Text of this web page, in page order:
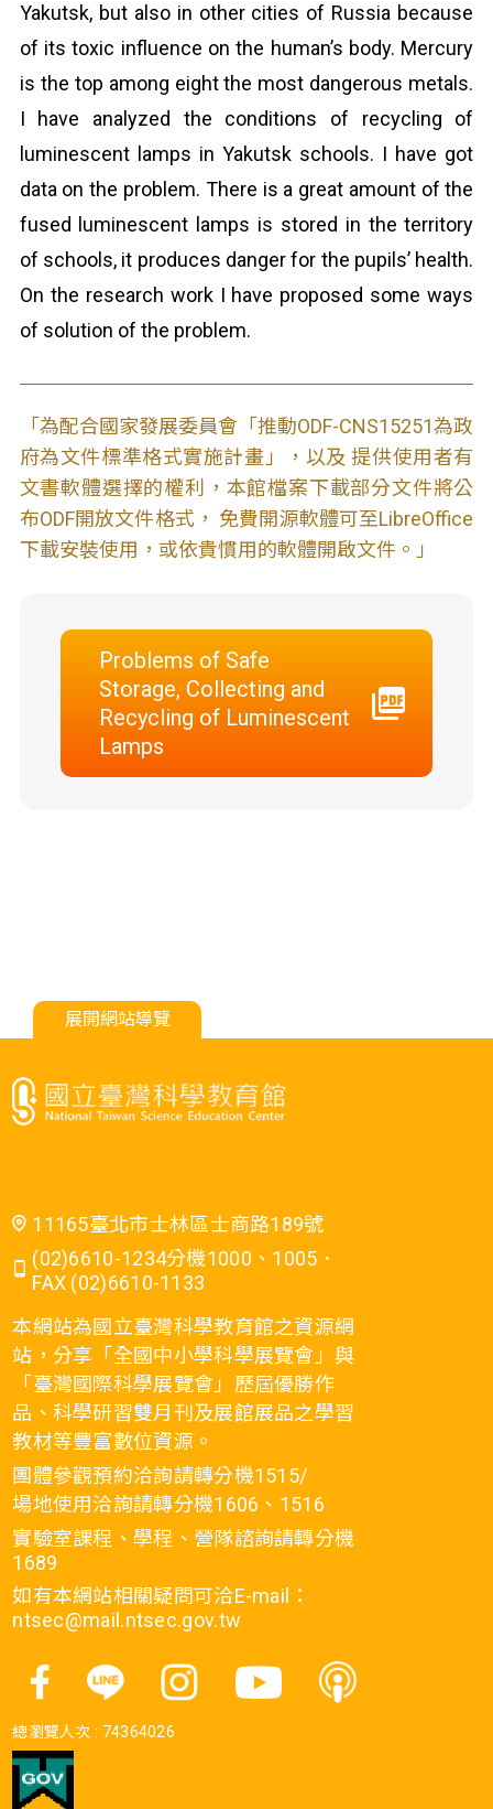
Yakutsk, but also in other cities of Russia because
of its toxic influence on the human’s body. Mercury
is the top among eight the most dangerous metals.
I have analyzed the conditions of recycling of
luminescent lamps in Yakutsk schools. I have got
data on the problem. There is a great amount of the
fused luminescent lamps is stored in the territory
of schools, it produces danger for the pupils’ health.
On the research work I have proposed some ways
of solution of the problem.
「為配合國家發展委員會「推動ODF-CNS15251為政
府為文件標準格式實施計畫」，以及 提供使用者有
文書軟體選擇的權利，本館檔案下載部分文件將公
布ODF開放文件格式， 免費開源軟體可至LibreOffice
下載安裝使用，或依貴慣用的軟體開啟文件。」
Problems of Safe
Storage, Collecting and
Recycling of Luminescent
Lamps
展開網站導覽
11165臺北市士林區士商路189號
(02)6610-1234分機1000、1005．
FAX (02)6610-1133
本網站為國立臺灣科學教育館之資源網
站，分享「全國中小學科學展覽會」與
「臺灣國際科學展覽會」歷屆優勝作
品、科學研習雙月刊及展館展品之學習
教材等豐富數位資源。
團體參觀預約洽詢請轉分機1515/
場地使用洽詢請轉分機1606、1516
實驗室課程、學程、營隊諮詢請轉分機
1689
如有本網站相關疑問可洽E-mail：
ntsec@mail.ntsec.gov.tw
總瀏覽人次 : 74364026